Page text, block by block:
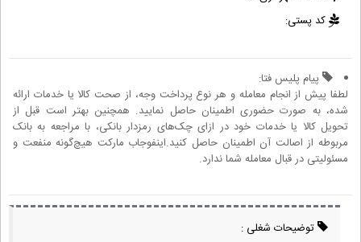
کد پستی:
پیام پلیس فتا:
لطفا پیش از انجام معامله و هر نوع پرداخت وجه، از صحت کالا یا خدمات ارائه
شده، به صورت حضوری اطمینان حاصل نمایید. همچنین بهتر است قبل از
تحویل کالا یا خدمات خود در ازای چک‌های رمزدار بانکی، با مراجعه به بانک
مربوطه از اصالت آن اطمینان حاصل کنید.اینفوجاب مارکت هیچ‌گونه منفعت و
مسئولیتی در قبال معامله شما ندارد.
توضیحات شغلی :